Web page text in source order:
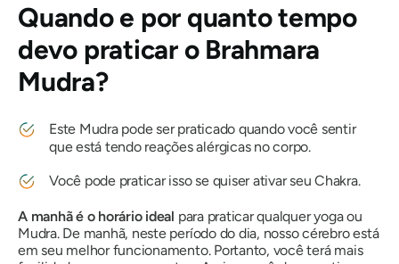
Quando e por quanto tempo
devo praticar o Brahmara
Mudra?
Este Mudrapode ser praticado quando você sentir
que está tendo reações alérgicas no corpo.
Você pode praticar isso se quiser ativar seuChakra.
A manhã é o horário ideal para praticar qualquer yoga ou
Mudra. De manhã, neste período do dia, nosso cérebro está
em seu melhor funcionamento. Portanto, você terá mais